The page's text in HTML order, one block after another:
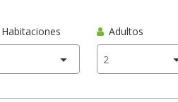
Habitaciones Adultos